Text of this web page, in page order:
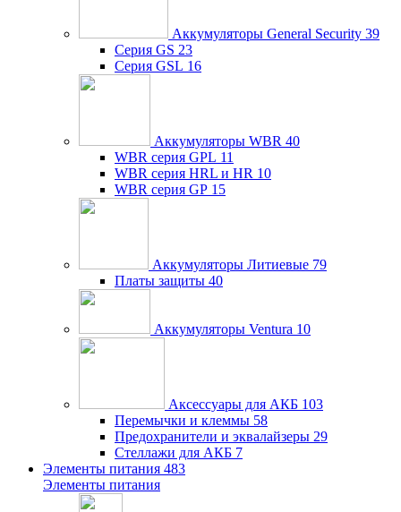
Аккумуляторы General Security 39
Серия GS 23
Серия GSL 16
Аккумуляторы WBR 40
WBR серия GPL 11
WBR серия HRL и HR 10
WBR серия GP 15
Аккумуляторы Литиевые 79
Платы защиты 40
Аккумуляторы Ventura 10
Аксессуары для АКБ 103
Перемычки и клеммы 58
Предохранители и эквалайзеры 29
Стеллажи для АКБ 7
Элементы питания 483
Элементы питания